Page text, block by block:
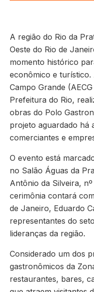
A região do Rio da
Oeste do Rio de
momento histórico
econômico e turístico.
Campo Grande
Prefeitura do Rio,
obras do Polo
projeto aguardado há
comerciantes e
O evento está
no Salão Águas da
Antônio da Silveira,
cerimônia contará
de Janeiro, Eduardo
representantes do
lideranças da região.
Considerado um dos
gastronômicos da
restaurantes, bares,